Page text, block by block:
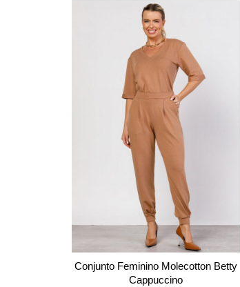
Conjunto Feminino Molecotton Betty
Cappuccino